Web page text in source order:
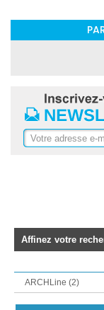
Affinez votre
ARCHLine (2)